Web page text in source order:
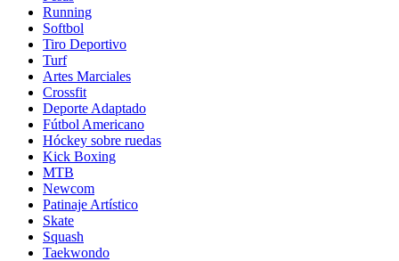
Running
Softbol
Tiro Deportivo
Turf
Artes Marciales
Crossfit
Deporte Adaptado
Fútbol Americano
Hóckey sobre ruedas
Kick Boxing
MTB
Newcom
Patinaje Artístico
Skate
Squash
Taekwondo